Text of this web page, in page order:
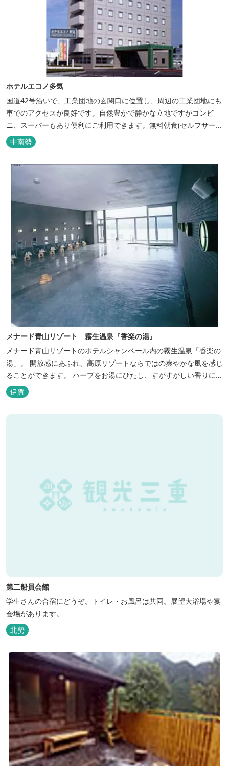
ホテルエコノ多気
国道42号沿いで、工業団地の玄関口に位置し、周辺の工業団地にも
車でのアクセスが良好です。自然豊かで静かな立地ですがコンビ
ニ、スーパーもあり便利にご利用できます。無料朝食(セルフサービ
ス)、大型無料駐車場も完備。
中南勢
メナード青山リゾート 霧生温泉『香楽の湯』
メナード青山リゾートのホテルシャンベール内の霧生温泉「香楽の
湯」。 開放感にあふれ、高原リゾートならではの爽やかな風を感じ
ることができます。 ハーブをお湯にひたし、すがすがしい香りに心
あらわれる「香りの湯」は、特に女性の方に人気です。 その他、
広々とした空間とたっぷりのお湯が魅力の「大浴場」、高原の景色
を満喫できる「露天風呂」、さらに「ミストサウナ」の合計4種の
伊賀
第二船員会館
学生さんの合宿にどうぞ。トイレ・お風呂は共同。展望大浴場や宴
会場があります。
北勢